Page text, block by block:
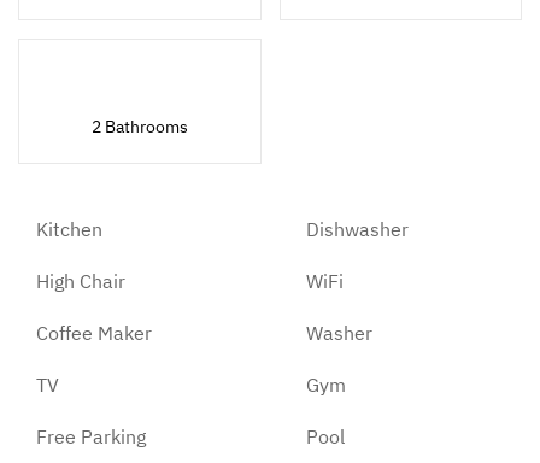
2 Bathrooms
Kitchen Dishwasher
High Chair WiFi
Coffee Maker Washer
TV Gym
Free Parking Pool